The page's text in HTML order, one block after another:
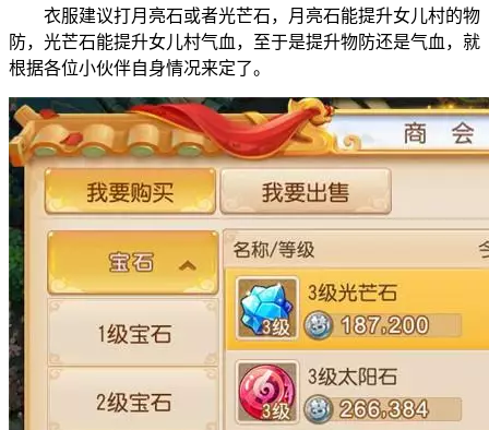
衣服建议打月亮石或者光芒石，月亮石能提升女儿村的物
防，光芒石能提升女儿村气血，至于是提升物防还是气血，就
根据各位小伙伴自身情况来定了。